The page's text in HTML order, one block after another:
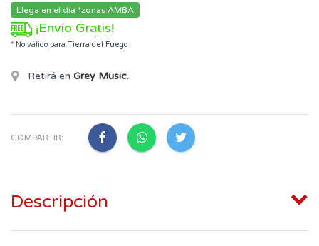
Llega en el día *zonas AMBA
¡Envío Gratis!
* No válido para Tierra del Fuego
Retirá en Grey Music.
COMPARTIR:
Descripción